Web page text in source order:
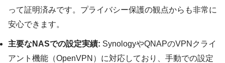
って証明済みです。プライバシー保護の観点からも非常に
安心できます。
主要なNASでの設定実績: SynologyやQNAPのVPNクライ
アント機能（OpenVPN）に対応しており、手動での設定